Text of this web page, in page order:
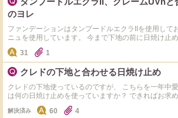
く馴染まず白浮きしてしまいます。塗り方、もしく
ょうか？ NARSのファンデが綺麗に馴染む下地、方法ありましたら教えてくだ
さい。
のヨレ
ファンデーションはタンプードルエクラIIを使用して
ニュを使用しています。 今まで下地の前に日焼け止
こともあり、最近シミが気になるようになってクレー
使用感は良いのですが、使い方が悪いのかクレーム
ンプードルエクラIIだと結構ヨレてしまいます。 下地は必須なので、同じクレ
ドで少しカバー力があるルミヌかコレクチュールを検
ムUVnを使用されている方でタンプードルエクラIIを
地はどのようなものを使用されていますか？ ヨレ対
ていますか？
31 1
クレドの下地と合わせる日焼け止め
クレドの下地使っているのですが、 こちらを一年中
は何の日焼け止めを使っていますか？ できればお求めやすい価格の物を教え
て頂けると有り難いですが、デパコスでもリアルに
けたら嬉しいです！ よろしくお願い致します！
解決済み 60 4